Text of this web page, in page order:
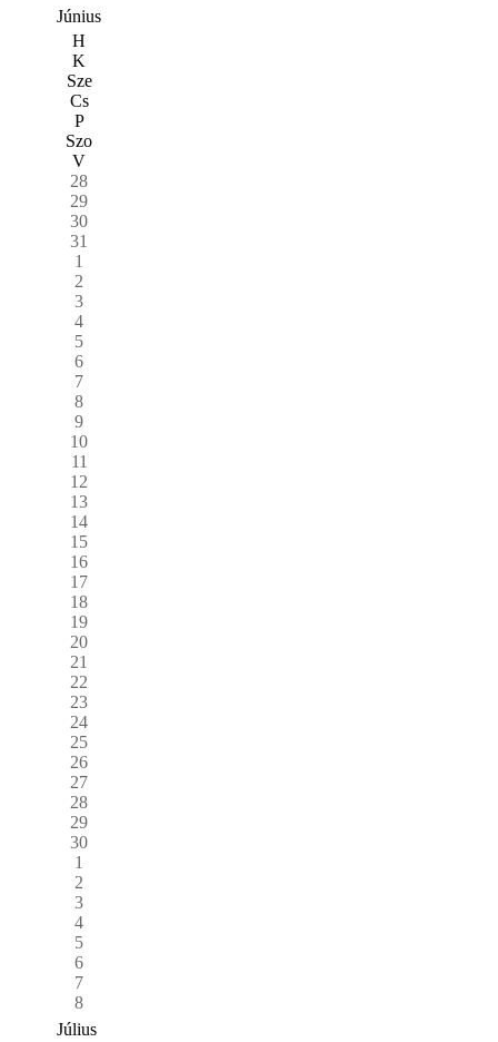
Június
H
K
Sze
Cs
P
Szo
V
28
29
30
31
1
2
3
4
5
6
7
8
9
10
11
12
13
14
15
16
17
18
19
20
21
22
23
24
25
26
27
28
29
30
1
2
3
4
5
6
7
8
Július